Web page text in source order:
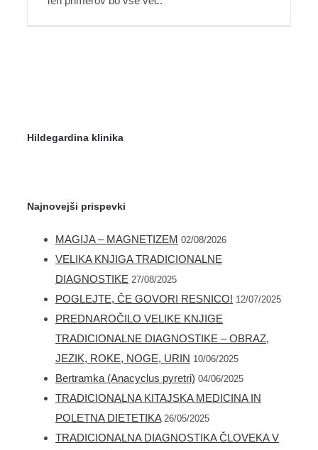
ALERGIJE – POGLED TRADICIONALNIH
MEDICIN NA VSE POGOSTEJŠE TEŽAVE
SODOBNEGA ČASA
Hildegardina klinika
Najnovejši prispevki
MAGIJA – MAGNETIZEM 02/08/2026
VELIKA KNJIGA TRADICIONALNE
DIAGNOSTIKE 27/08/2025
POGLEJTE, ČE GOVORI RESNICO! 12/07/2025
PREDNAROČILO VELIKE KNJIGE
TRADICIONALNE DIAGNOSTIKE – OBRAZ,
JEZIK, ROKE, NOGE, URIN 10/06/2025
Bertramka (Anacyclus pyretri) 04/06/2025
TRADICIONALNA KITAJSKA MEDICINA IN
POLETNA DIETETIKA 26/05/2025
TRADICIONALNA DIAGNOSTIKA ČLOVEKA V